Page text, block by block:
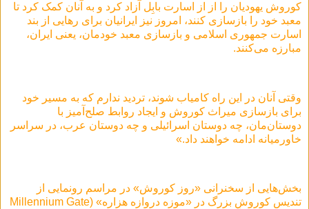
کوروش یهودیان را از از اسارت بابِل آزاد کرد و به آنان کمک کرد تا
معبد خود را بازسازی کنند، امروز نیز ایرانیان برای رهایی از بند
اسارت جمهوری اسلامی و بازسازی معبد خودمان، یعنی ایران،
مبارزه می‌کنند.
وقتی آنان در این راه کامیاب شوند، تردید ندارم که به مسیر خود
برای بازسازی میراث کوروش و ایجاد روابط صلح‌آمیز با
دوستان‌مان، چه دوستان اسرائیلی و چه دوستان عرب، در سراسر
خاورمیانه ادامه خواهند داد.»
بخش‌هایی از سخنرانی «روز کوروش» در مراسم رونمایی از
تندیس کوروش بزرگ در «موزه دروازه هزاره» (Millennium Gate